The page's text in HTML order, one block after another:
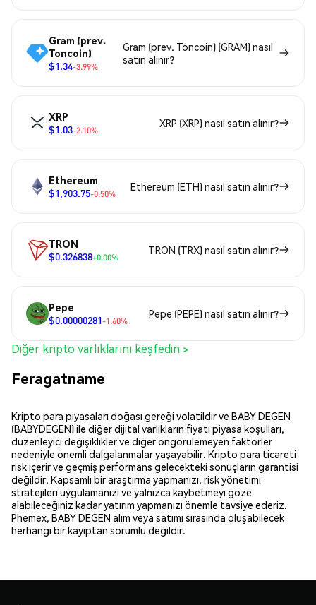
Gram (prev.
Toncoin)
$1.34-3.99%
Gram (prev. Toncoin) (GRAM) nasıl
satın alınır?
XRP
$1.03-2.10%
XRP (XRP) nasıl satın alınır?
Ethereum
$1,903.75-0.50%
Ethereum (ETH) nasıl satın alınır?
TRON
$0.326838+0.00%
TRON (TRX) nasıl satın alınır?
Pepe
$0.00000281-1.60%
Pepe (PEPE) nasıl satın alınır?
Diğer kripto varlıklarını keşfedin >
Feragatname
Kripto para piyasaları doğası gereği volatildir ve BABY DEGEN
(BABYDEGEN) ile diğer dijital varlıkların fiyatı piyasa koşulları,
düzenleyici değişiklikler ve diğer öngörülemeyen faktörler
nedeniyle önemli dalgalanmalar yaşayabilir. Kripto para ticareti
risk içerir ve geçmiş performans gelecekteki sonuçların garantisi
değildir. Kapsamlı bir araştırma yapmanızı, risk yönetimi
stratejileri uygulamanızı ve yalnızca kaybetmeyi göze
alabileceğiniz kadar yatırım yapmanızı önemle tavsiye ederiz.
Phemex, BABY DEGEN alım veya satımı sırasında oluşabilecek
herhangi bir kayıptan sorumlu değildir.